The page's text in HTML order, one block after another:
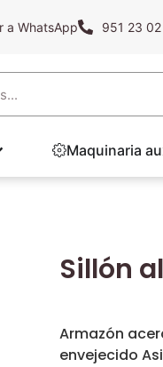
a WhatsApp 951 23
Maquinaria
Sillón
Armazón
envejecido